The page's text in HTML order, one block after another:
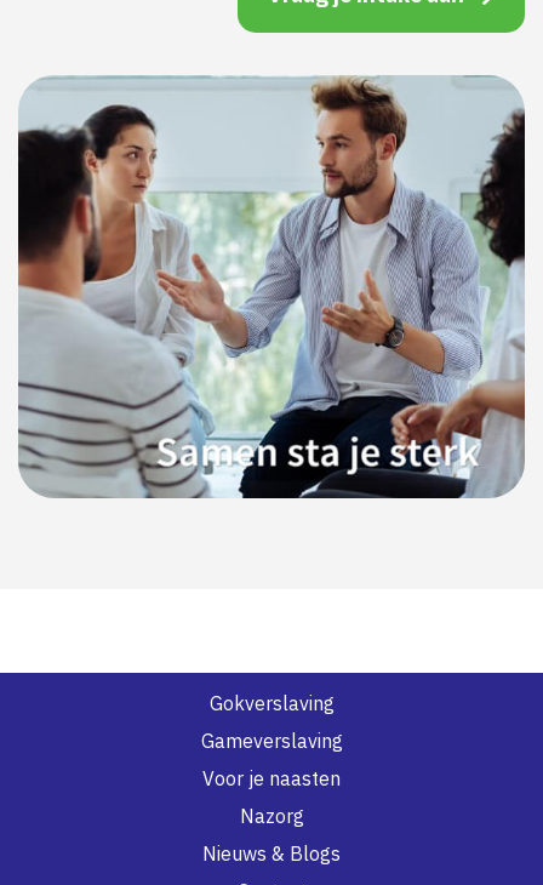
Gokverslaving
Gameverslaving
Voor je naasten
Nazorg
Nieuws & Blogs